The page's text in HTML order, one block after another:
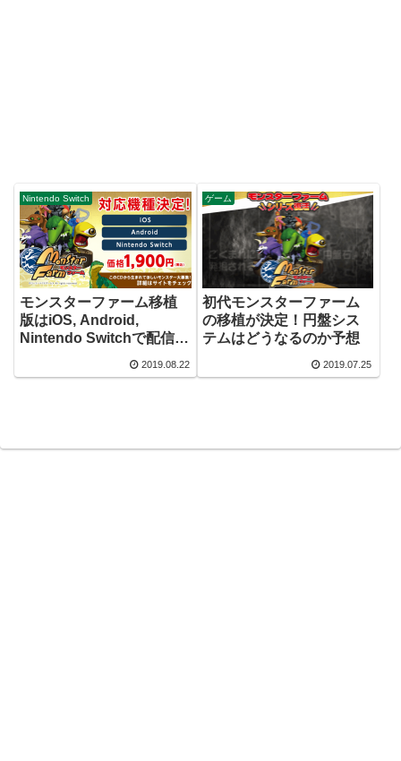
Nintendo Switch
モンスターファーム移植
版はiOS, Android,
Nintendo Switchで配信！
2019.08.22
ゲーム
初代モンスターファーム
の移植が決定！円盤シス
テムはどうなるのか予想
2019.07.25